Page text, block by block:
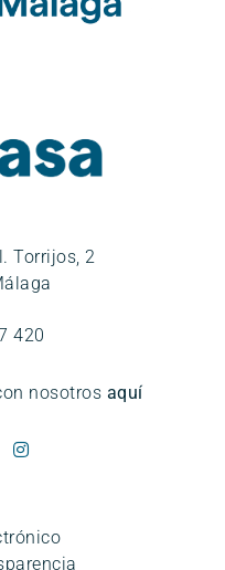
Torrijos, 2
420
nosotros aquí